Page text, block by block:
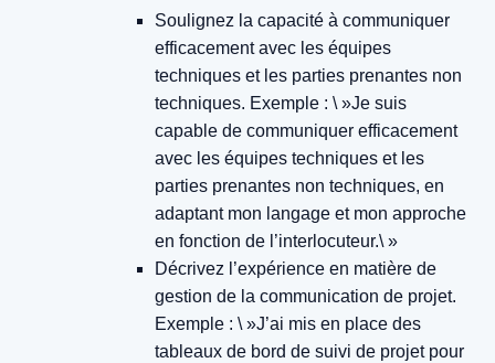
Soulignez la capacité à communiquer
efficacement avec les équipes
techniques et les parties prenantes non
techniques. Exemple : \ »Je suis
capable de communiquer efficacement
avec les équipes techniques et les
parties prenantes non techniques, en
adaptant mon langage et mon approche
en fonction de l’interlocuteur.\ »
Décrivez l’expérience en matière de
gestion de la communication de projet.
Exemple : \ »J’ai mis en place des
tableaux de bord de suivi de projet pour